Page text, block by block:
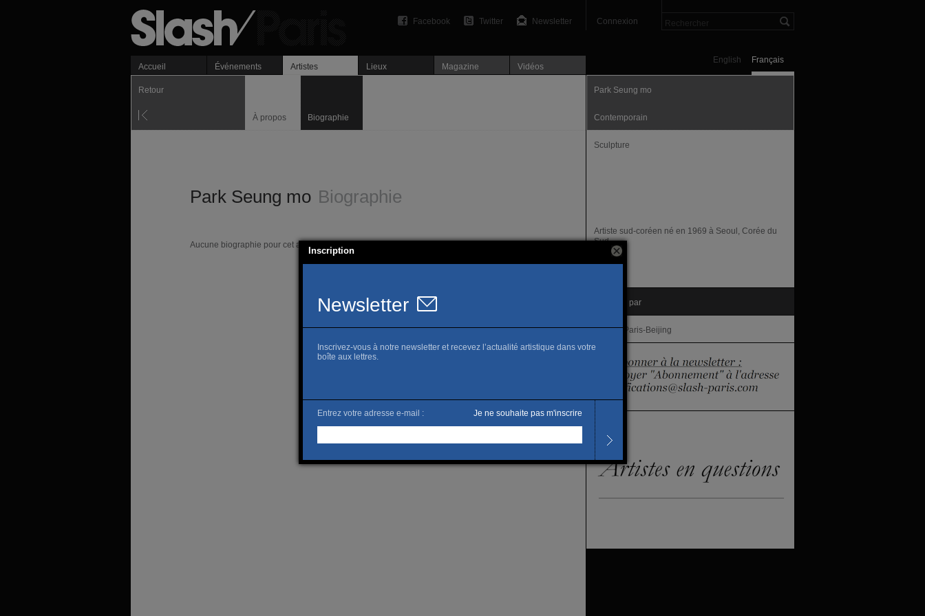
Connexion
Newsletter
Twitter
Facebook
Français
English
Accueil Événements Artistes Lieux Magazine Vidéos
Retour
À propos Biographie
Park Seung mo Biographie
Aucune biographie pour cet artiste.
Park Seung mo
Contemporain
Sculpture
Artiste sud-coréen né en 1969 à Seoul, Corée du
Sud.
Présenté par
Galerie Paris-Beijing
Inscription